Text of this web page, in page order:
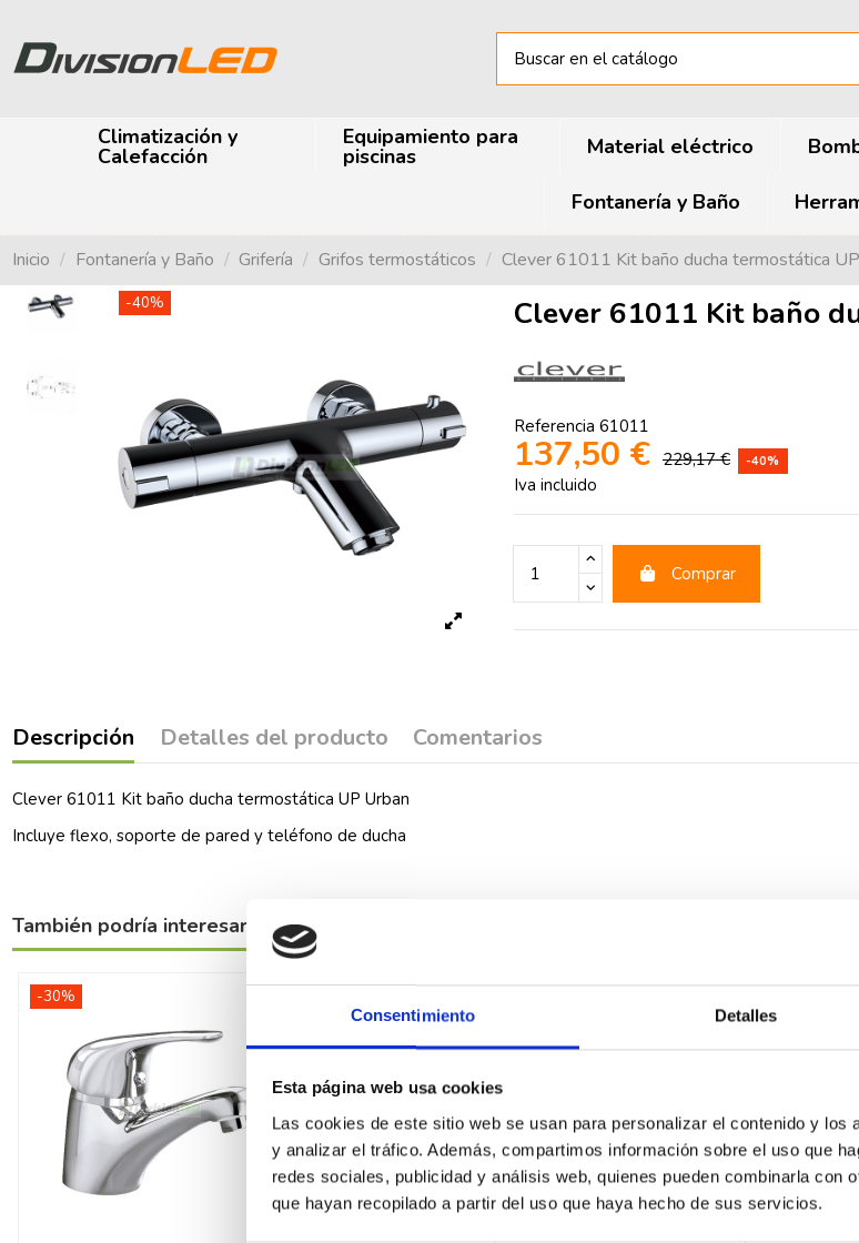
Consentimiento Detalles
Esta página web usa cookies
Las cookies de este sitio web se usan para personalizar el contenido y los
y analizar el tráfico. Además, compartimos información sobre el uso que
redes sociales, publicidad y análisis web, quienes pueden combinarla con
que hayan recopilado a partir del uso que haya hecho de sus servicios.
Climatización y
Calefacción
Equipamiento para
piscinas Material eléctrico
Fontanería y Baño
Inicio Fontanería y Baño Grifería Grifos termostáticos Clever 61011 Kit baño ducha termostática
-40% Clever 61011 Kit baño
Referencia 61011
137,50 € 229,17 € -40%
Iva incluido
Comprar
Descripción Detalles del producto Comentarios
Clever 61011 Kit baño ducha termostática UP Urban
Incluye flexo, soporte de pared y teléfono de ducha
También podría interesarle
-30%